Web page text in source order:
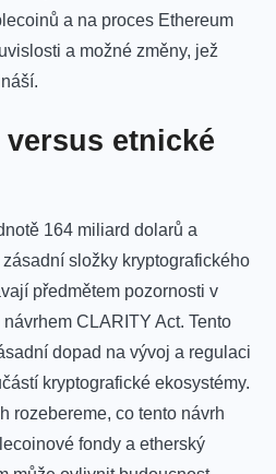
⁣a ​na proces‌ Ethereum
a možné ⁣změny, jež‍
etnické
164 miliard ⁤dolarů‌ a
složky⁤ kryptografického
předmětem pozornosti v
CLARITY ‍Act. Tento
dopad na⁤ vývoj a regulaci
kryptografické ekosystémy.
rozebereme, ⁤co‌ tento návrh
fondy a ‌etherský